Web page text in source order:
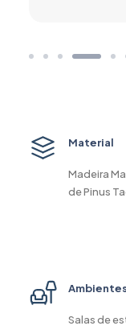
Material
Madeira
de Pinus
Salas de